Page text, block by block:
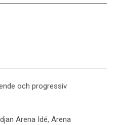
och progressiv
Arena Idé, Arena